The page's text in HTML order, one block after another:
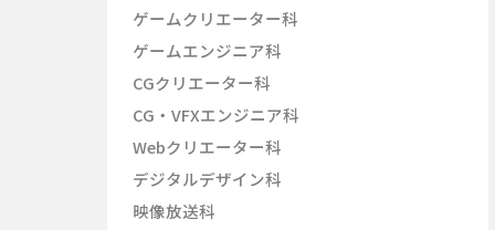
ゲームクリエーター科
ゲームエンジニア科
CGクリエーター科
CG・VFXエンジニア科
Webクリエーター科
デジタルデザイン科
映像放送科